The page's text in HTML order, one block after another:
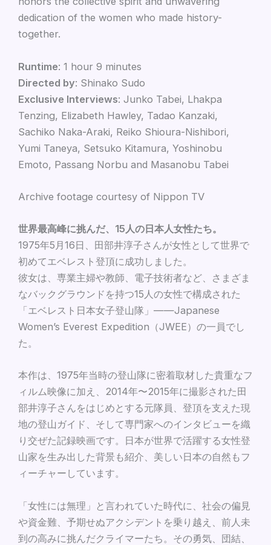
dedication of the women who made history-
together.
Runtime: 1 hour 9 minutes
Directed by: Shinako Sudo
Exclusive Interviews: Junko Tabei, Lhakpa
Tenzing, Elizabeth Hawley, Tadao Kanzaki,
Sachiko Naka-Araki, Reiko Shioura-Nishibori,
Yumi Taneya, Setsuko Kitamura, Yoshinobu
Emoto, Passang Norbu and Masanobu Tabei
Archive footage courtesy of Nippon TV
世界最高峰に挑んだ、15人の日本人女性たち。
1975年5月16日、田部井淳子さんが女性として世界で
初めてエベレスト登頂に成功しました。
彼女は、専業主婦や教師、電子技術者など、さまざま
なバックグラウンドを持つ15人の女性で構成された
「エベレスト日本女子登山隊」——Japanese
Women’s Everest Expedition（JWEE）の一員でし
た。
本作は、1975年当時の登山隊に密着取材した貴重なフ
ィルム映像に加え、2014年〜2015年に撮影された田
部井淳子さんをはじめとする元隊員、登頂を支えた現
地の登山ガイド、そして専門家へのインタビューを織
り交ぜた記録映画です。日本が世界で活躍する女性登
山家を生み出した背景も紹介、美しい日本の自然もフ
ィーチャーしています。
「女性には無理」と言われていた時代に、社会の偏見
や資金難、予期せぬアクシデントを乗り越え、前人未
到の高みに挑んだクライマーたち。その勇気、団結、